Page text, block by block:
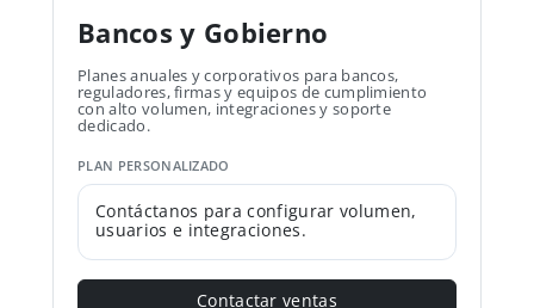
Bancos y Gobierno
Planes anuales y corporativos para bancos,
reguladores, firmas y equipos de cumplimiento
con alto volumen, integraciones y soporte
dedicado.
PLAN PERSONALIZADO
Contáctanos para configurar volumen,
usuarios e integraciones.
Contactar ventas